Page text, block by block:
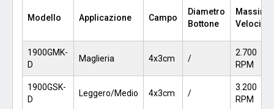
Modello Applicazione Campo
Diametro
Bottone
Massima
Velocità
1900GMK-
D
Maglieria 4x3cm /
2.700
RPM
1900GSK-
D
Leggero/Medio 4x3cm /
3.200
RPM